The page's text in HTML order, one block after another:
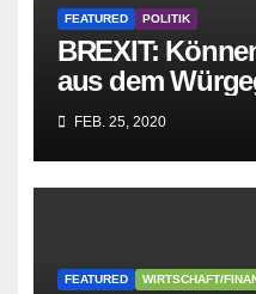
FEATURED POLITIK
BREXIT:
aus dem
parasitären EU-
FEB. 25, 2020
FEATURED WIRTSCHAFT/